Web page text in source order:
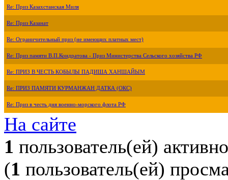
Re: Приз Казахстанская Миля
Re: Приз Казанат
Re: Ограничительный приз (не имеющих платных мест)
Re: Приз памяти В.П.Кондратова - Приз Министерства Сельского хозяйства РФ
Re: ПРИЗ В ЧЕСТЬ КОБЫЛЫ ПАДИША ХАНШАЙЫМ
Re: ПРИЗ ПАМЯТИ КУРМАНЖАН ДАТКА (ОКС)
Re: Приз в честь дня военно-морского флота РФ
На сайте
1 пользователь(ей) активно
(1 пользователь(ей)